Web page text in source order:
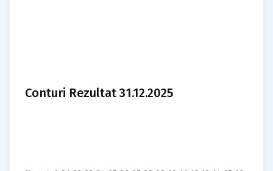
Conturi Rezultat 31.12.2025